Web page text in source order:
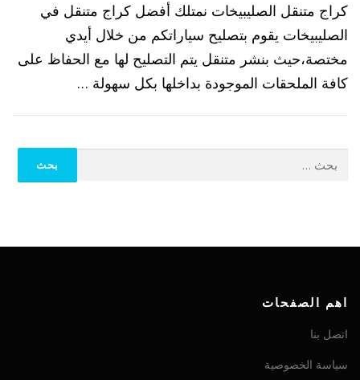
كراج متنقل الصليبيخات نمتلك أفضل كراج متنقل في
الصليبيخات يقوم بتصليح سياراتكم من خلال أيدي
مختصة،حيث بنشر متنقل يتم التصليح لها مع الحفاظ على
كافة الملحقات الموجودة بداخلها بكل سهولة …
اهم الصفحات
اتصل بنا
سياسة الخصوصية